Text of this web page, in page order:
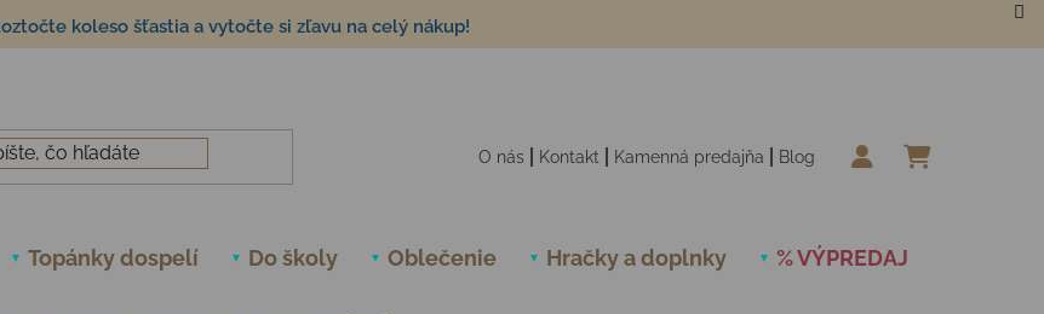
koleso šťastia a vytočte si zľavu na celý nákup!
O nás Kontakt Kamenná predajňa Blog
Topánky dospelí Do školy Oblečenie Hračky a doplnky % VÝPREDAJ